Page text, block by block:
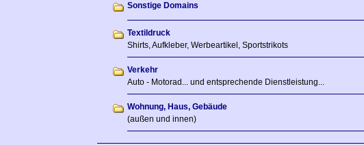
Sonstige Domains
Textildruck
Shirts, Aufkleber, Werbeartikel, Sportstrikots
Verkehr
Auto - Motorad... und entsprechende Dienstleistung...
Wohnung, Haus, Gebäude
(außen und innen)